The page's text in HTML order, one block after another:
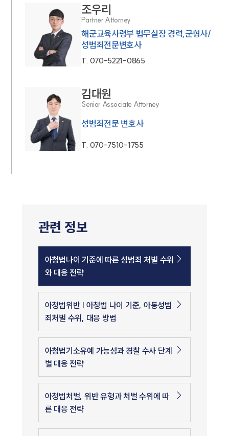
조우리
Partner Attorney
해군교육사령부 법무실장 경력,군형사/
성범죄전문변호사
T. 070-5221-0865
김대원
Senior Associate Attorney
성범죄전문 변호사
T. 070-7510-1755
관련 정보
아청법나이 기준에 따른 성범죄 처벌 수위
와 대응 전략
아청법위반 | 아청법 나이 기준, 아동성범
죄처벌 수위, 대응 방법
아청법기소유예 가능성과 경찰 수사 단계
별 대응 전략
아청법처벌, 위반 유형과 처벌 수위에 따
른 대응 전략